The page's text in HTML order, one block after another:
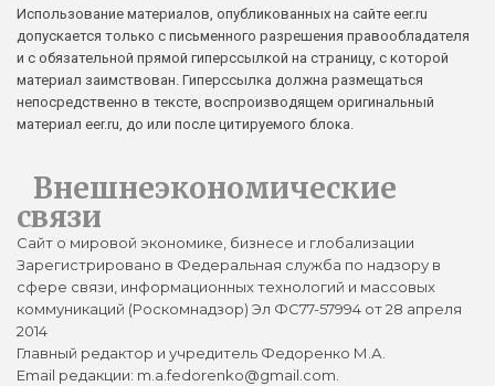
Использование материалов, опубликованных на сайте eer.ru
допускается только с письменного разрешения правообладателя
и с обязательной прямой гиперссылкой на страницу, с которой
материал заимствован. Гиперссылка должна размещаться
непосредственно в тексте, воспроизводящем оригинальный
материал eer.ru, до или после цитируемого блока.
Внешнеэкономические
связи
Сайт о мировой экономике, бизнесе и глобализации
Зарегистрировано в Федеральная служба по надзору в
сфере связи, информационных технологий и массовых
коммуникаций (Роскомнадзор) Эл ФС77-57994 от 28 апреля
2014
Главный редактор и учредитель Федоренко М.А.
Email редакции: m.a.fedorenko@gmail.com.